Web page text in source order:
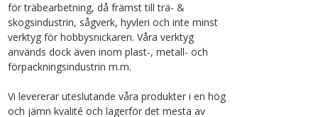
för träbearbetning, då främst till trä- &
skogsindustrin, sågverk, hyvleri och inte minst
verktyg för hobbysnickaren. Våra verktyg
används dock även inom plast-, metall- och
förpackningsindustrin m.m.
Vi levererar uteslutande våra produkter i en hög
och jämn kvalité och lagerför det mesta av